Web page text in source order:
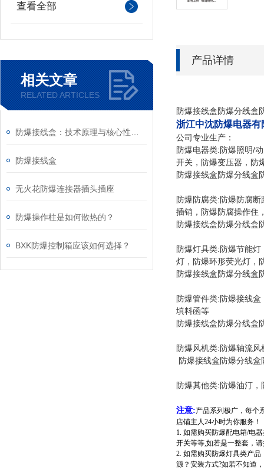
查看全部
相关文章
RELATED ARTICLES
防爆接线盒
无火花防爆连接器插头插座
防爆操作柱是如何散热的？
BXK防爆控制箱应该如何选择？
产品详情
防爆接线盒防爆分线盒
浙江中沈防爆电器有
公司专业生产：
防爆电器类:防爆照明/
开关，防爆变压器，防
防爆接线盒防爆分线盒
防爆防腐类:防爆防腐
插销，防爆防腐操作住
防爆接线盒防爆分线盒
防爆灯具类:防爆节能
灯，防爆环形荧光灯，
防爆接线盒防爆分线盒
防爆管件类:防爆接线
填料函等
防爆接线盒防爆分线盒
防爆风机类:防爆轴流
防爆接线盒防爆分线盒
防爆其他类:防爆油汀
注意:产品系列极广，每个
店铺主人24小时为你服务！
1. 如需购买防爆配电箱/电
开关等等,如若是一整套，
2. 如需购买防爆灯具类产
源？安装方式?如若不知道